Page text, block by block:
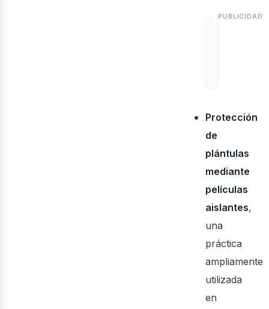
Protección
de
plántulas
mediante
películas
aislantes,
una
práctica
ampliamente
utilizada
en